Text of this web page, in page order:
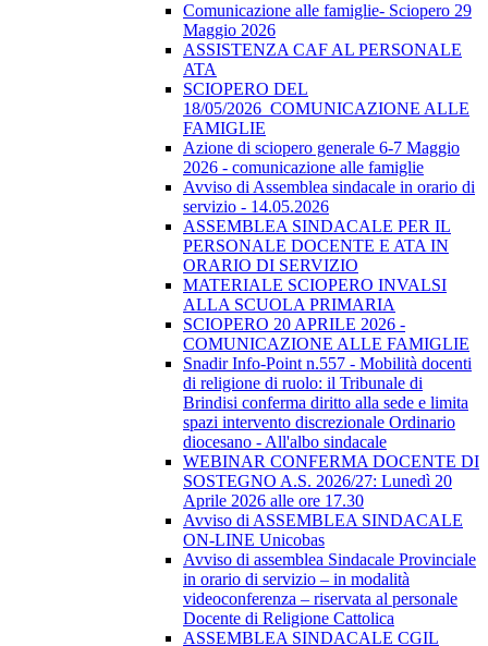
Comunicazione alle famiglie- Sciopero 29
Maggio 2026
ASSISTENZA CAF AL PERSONALE
ATA
SCIOPERO DEL
18/05/2026_COMUNICAZIONE ALLE
FAMIGLIE
Azione di sciopero generale 6-7 Maggio
2026 - comunicazione alle famiglie
Avviso di Assemblea sindacale in orario di
servizio - 14.05.2026
ASSEMBLEA SINDACALE PER IL
PERSONALE DOCENTE E ATA IN
ORARIO DI SERVIZIO
MATERIALE SCIOPERO INVALSI
ALLA SCUOLA PRIMARIA
SCIOPERO 20 APRILE 2026 -
COMUNICAZIONE ALLE FAMIGLIE
Snadir Info-Point n.557 - Mobilità docenti
di religione di ruolo: il Tribunale di
Brindisi conferma diritto alla sede e limita
spazi intervento discrezionale Ordinario
diocesano - All'albo sindacale
WEBINAR CONFERMA DOCENTE DI
SOSTEGNO A.S. 2026/27: Lunedì 20
Aprile 2026 alle ore 17.30
Avviso di ASSEMBLEA SINDACALE
ON-LINE Unicobas
Avviso di assemblea Sindacale Provinciale
in orario di servizio – in modalità
videoconferenza – riservata al personale
Docente di Religione Cattolica
ASSEMBLEA SINDACALE CGIL